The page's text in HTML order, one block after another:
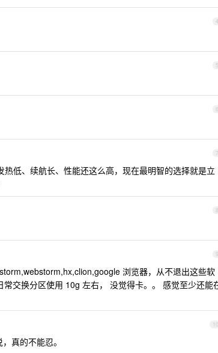
4
5
6
7
低、续航长、性能还这么高，现在最明智的选择就是立
8
9
浏览器，从不退出这些软
交换分区使用 10g 左右， 没觉得卡。。 感觉至少还能
10
真的不能忍。